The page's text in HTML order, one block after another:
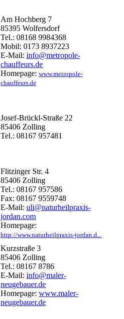
Am Hochberg 7
85395 Wolfersdorf
Tel.: 08168 9984368
Mobil: 0173 8937223
E-Mail: info@metropole-
chauffeurs.de
Homepage: www.metropole-
chauffeurs.de
Josef-Brückl-Straße 22
85406 Zolling
Tel.: 08167 957481
Flitzinger Str. 4
85406 Zolling
Tel.: 08167 957586
Fax: 08167 9559748
E-Mail: uli@naturheilpraxis-
jordan.com
Homepage:
http://www.naturheilpraxis-jordan.d...
Kurzstraße 3
85406 Zolling
Tel.: 08167 8786
E-Mail: info@maler-
neugebauer.de
Homepage: www.maler-
neugebauer.de